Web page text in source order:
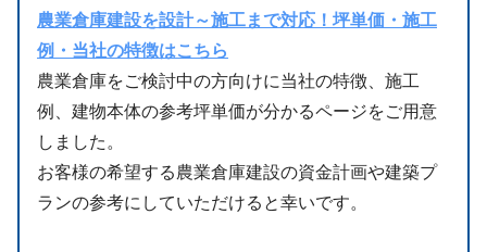
農業倉庫建設を設計～施工まで対応！坪単価・施工
例・当社の特徴はこちら
農業倉庫をご検討中の方向けに当社の特徴、施工
例、建物本体の参考坪単価が分かるページをご用意
しました。
お客様の希望する農業倉庫建設の資金計画や建築プ
ランの参考にしていただけると幸いです。